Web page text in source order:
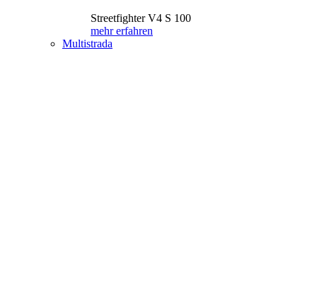
Streetfighter V4 S 100
mehr erfahren
Multistrada